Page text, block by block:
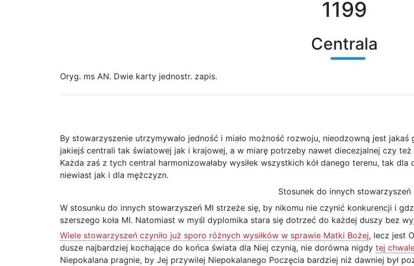
1199
Centrala
Oryg. ms AN. Dwie karty jednostr. zapis.
By stowarzyszenie utrzymywało jedność i miało możność rozwoju, nieodzowną jest
jakiejś centrali tak światowej jak i krajowej, a w miarę potrzeby nawet diecezjalnej czy też
Każda zaś z tych central harmonizowałaby wysiłek wszystkich kół danego terenu, tak
niewiast jak i dla mężczyzn.
Stosunek do innych stowarzyszeń
W stosunku do innych stowarzyszeń MI strzeże się, by nikomu nie czynić konkurencji i
szerszego koła MI. Natomiast w myśl dyplomika stara się dotrzeć do każdej duszy bez
Wiele stowarzyszeń czyniło już sporo różnych wysiłków w sprawie Matki Bożej, lecz jest
dusze najbardziej kochające do końca świata dla Niej czynią, nie dorówna nigdy tej
Niepokalana pragnie, by Jej przywilej Niepokalanego Poczęcia bardziej niż dawniej był